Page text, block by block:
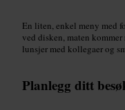
En liten, enkel meny med
ved disken, maten
lunsjer med kollegaer og
Planlegg ditt